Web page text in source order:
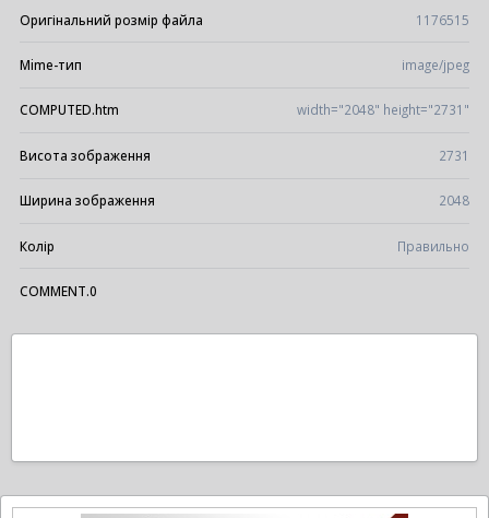
Оригінальний розмір файла 1176515
Mime-тип image/jpeg
COMPUTED.htm width="2048" height="2731"
Висота зображення 2731
Ширина зображення 2048
Колір Правильно
COMMENT.0